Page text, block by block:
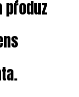
produz